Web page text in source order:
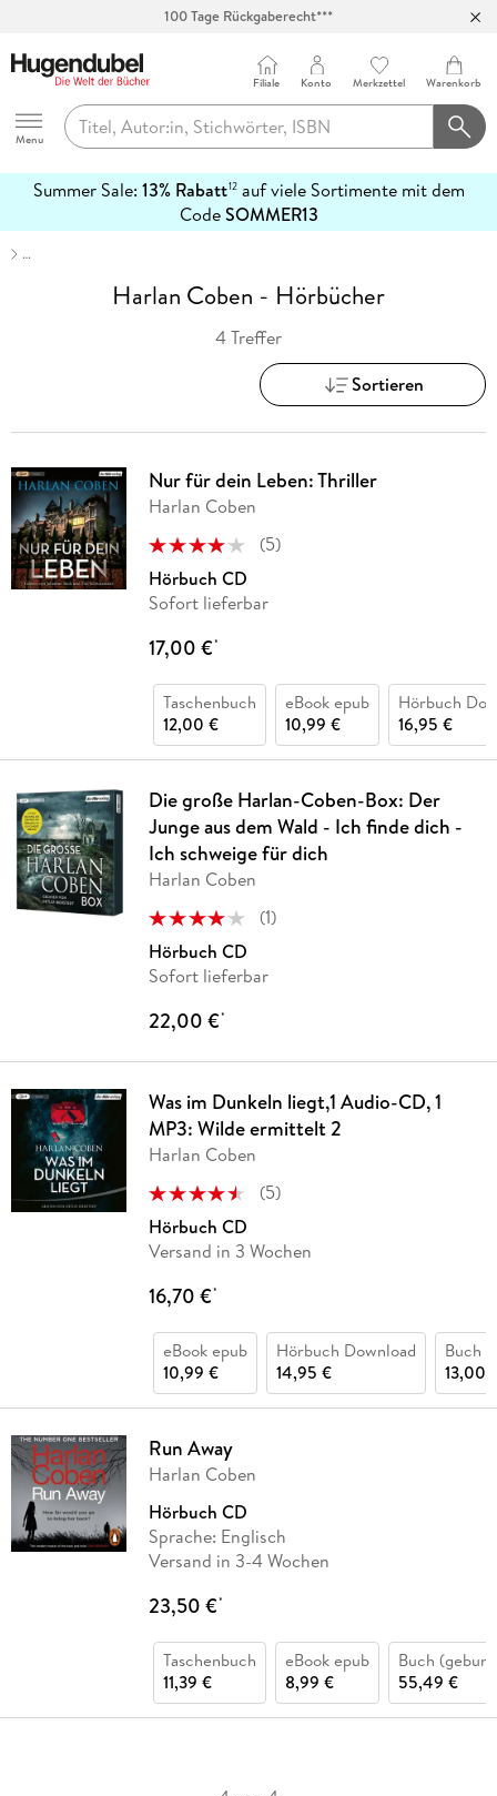
100 Tage Rückgaberecht***
Hugendubel
Menu
Filiale Konto Merkzettel Warenkorb
Summer Sale: 13% Rabatt12auf viele Sortimente mit dem
CodeSOMMER13
erfahren
…
Harlan Coben - Hörbücher
4 Treffer
Sortieren
Nur für dein Leben: Thriller
Harlan Coben
(5)
Hörbuch CD
Sofort lieferbar
17,00 €*
Taschenbuch
12,00 €
eBook epub
10,99 €
Hörbuch
16,95 €
Die große Harlan-Coben-Box: Der
Junge aus dem Wald - Ich finde dich -
Ich schweige für dich
Harlan Coben
(1)
Hörbuch CD
Sofort lieferbar
22,00 €*
Was im Dunkeln liegt,1 Audio-CD, 1
MP3: Wilde ermittelt 2
Harlan Coben
(5)
Hörbuch CD
Versand in 3 Wochen
16,70 €*
eBook epub
10,99 €
Hörbuch Download
14,95 €
Buch
13,00
Run Away
Harlan Coben
Hörbuch CD
Sprache: Englisch
Versand in 3-4 Wochen
23,50 €*
Taschenbuch
11,39 €
eBook epub
8,99 €
Buch
55,49 €